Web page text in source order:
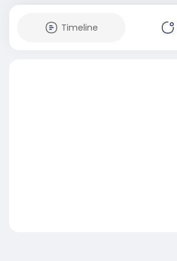
Timeline